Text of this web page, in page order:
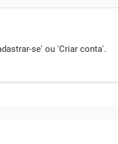
se' ou 'Criar conta'.